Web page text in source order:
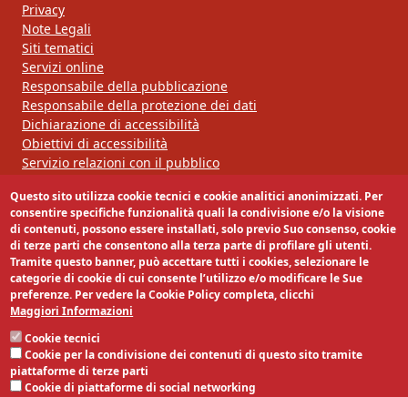
Privacy
Note Legali
Siti tematici
Servizi online
Responsabile della pubblicazione
Responsabile della protezione dei dati
Dichiarazione di accessibilità
Obiettivi di accessibilità
Servizio relazioni con il pubblico
Segui la nostra pagina:
Questo sito utilizza cookie tecnici e cookie analitici anonimizzati. Per
consentire specifiche funzionalità quali la condivisione e/o la visione
di contenuti, possono essere installati, solo previo Suo consenso, cookie
di terze parti che consentono alla terza parte di profilare gli utenti.
Tramite questo banner, può accettare tutti i cookies, selezionare le
categorie di cookie di cui consente l’utilizzo e/o modificare le Sue
preferenze. Per vedere la Cookie Policy completa, clicchi
Maggiori Informazioni
Cookie tecnici
Cookie per la condivisione dei contenuti di questo sito tramite
piattaforme di terze parti
Cookie di piattaforme di social networking